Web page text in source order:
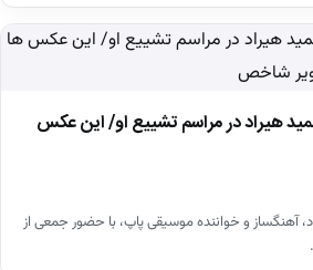
هیراد در مراسم تشییع او/ این عکس
آهنگساز و خواننده موسیقی پاپ، با حضور جمعی از